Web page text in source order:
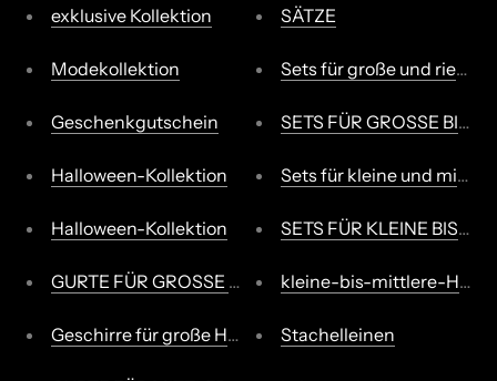
exklusive Kollektion
Modekollektion
Geschenkgutschein
Halloween-Kollektion
Halloween-Kollektion
GURTE FÜR GROSSE HUNDERRASSEN
Geschirre für große Hunderassen
SÄTZE
Sets für große und riesige
SETS FÜR GROSSE BIS
Sets für kleine und
SETS FÜR KLEINE BIS
kleine-bis-mittlere-
Stachelleinen